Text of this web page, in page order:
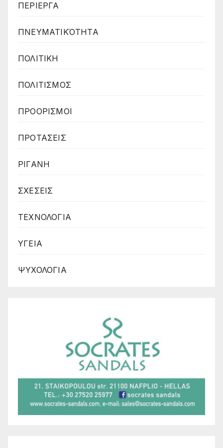
ΠΕΡΙΕΡΓΑ
ΠΝΕΥΜΑΤΙΚΌΤΗΤΑ
ΠΟΛΙΤΙΚΗ
ΠΟΛΙΤΙΣΜΟΣ
ΠΡΟΟΡΙΣΜΟΙ
ΠΡΟΤΑΣΕΙΣ
ΡΙΓΑΝΗ
ΣΧΕΣΕΙΣ
ΤΕΧΝΟΛΟΓΙΑ
ΥΓΕΙΑ
ΨΥΧΟΛΟΓΙΑ